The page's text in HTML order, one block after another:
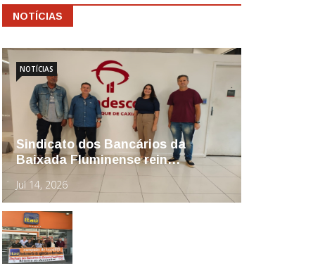
NOTÍCIAS
Sindicato dos Bancários da
Baixada Fluminense rein…
Jul 14, 2026
NOTÍCIAS